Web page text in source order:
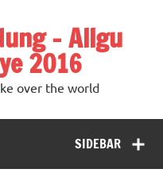
– Allgu
2016
over the world
SIDEBAR